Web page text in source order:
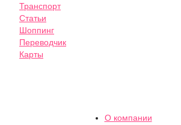
Транспорт
Статьи
Шоппинг
Переводчик
Карты
О компании